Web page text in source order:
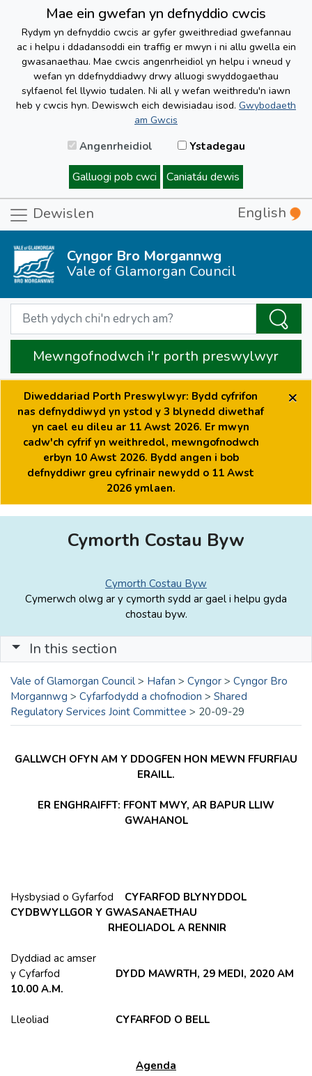
Mae ein gwefan yn defnyddio cwcis
Rydym yn defnyddio cwcis ar gyfer gweithrediad gwefannau
ac i helpu i ddadansoddi ein traffig er mwyn i ni allu gwella ein
gwasanaethau. Mae cwcis angenrheidiol yn helpu i wneud y
wefan yn ddefnyddiadwy drwy alluogi swyddogaethau
sylfaenol fel llywio tudalen. Ni all y wefan weithredu'n iawn
heb y cwcis hyn. Dewiswch eich dewisiadau isod. Gwybodaeth
am Gwcis
Angenrheidiol Ystadegau
Galluogi pob cwci Caniatáu dewis
Dewislen English
Cyngor Bro Morgannwg
Vale of Glamorgan Council
Mewngofnodwch i'r porth preswylwyr
Diweddariad Porth Preswylwyr: Bydd cyfrifon
nas defnyddiwyd yn ystod y 3 blynedd diwethaf
yn cael eu dileu ar 11 Awst 2026. Er mwyn
cadw'ch cyfrif yn weithredol, mewngofnodwch
erbyn 10 Awst 2026. Bydd angen i bob
defnyddiwr greu cyfrinair newydd o 11 Awst
2026 ymlaen.
×
Cymorth Costau Byw
Cymorth Costau Byw
Cymerwch olwg ar y cymorth sydd ar gael i helpu gyda
chostau byw.
In this section
Vale of Glamorgan Council > Hafan > Cyngor > Cyngor Bro
Morgannwg > Cyfarfodydd a chofnodion > Shared
Regulatory Services Joint Committee > 20-09-29
GALLWCH OFYN AM Y DDOGFEN HON MEWN FFURFIAU
ERAILL.
ER ENGHRAIFFT: FFONT MWY, AR BAPUR LLIW
GWAHANOL
Hysbysiad o Gyfarfod
CYFARFOD BLYNYDDOL
CYDBWYLLGOR Y GWASANAETHAU
RHEOLIADOL A RENNIR
Dyddiad ac amser
y Cyfarfod DYDD MAWRTH, 29 MEDI, 2020 AM
10.00 A.M.
Lleoliad CYFARFOD O BELL
Agenda